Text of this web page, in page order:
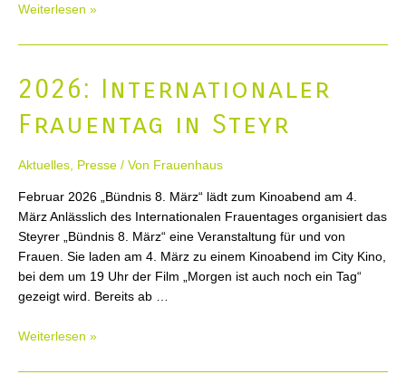
2026
Steyr
um
für
kindersichere
Weiterlesen »
2026: Internationaler
Frauentag in Steyr
Aktuelles Presse / Von Frauenhaus
Februar 2026 „Bündnis 8. März“ lädt zum Kinoabend am 4.
März Anlässlich des Internationalen Frauentages organisiert das
Steyrer „Bündnis 8. März“ eine Veranstaltung für und von
Frauen. Sie laden am 4. März zu einem Kinoabend im City Kino,
bei dem um 19 Uhr der Film „Morgen ist auch noch ein Tag“
gezeigt wird. Bereits ab …
2026:
Frauentag
Weiterlesen »